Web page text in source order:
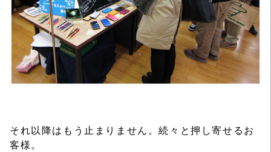
それ以降はもう止まりません。続々と押し寄せるお
客様。